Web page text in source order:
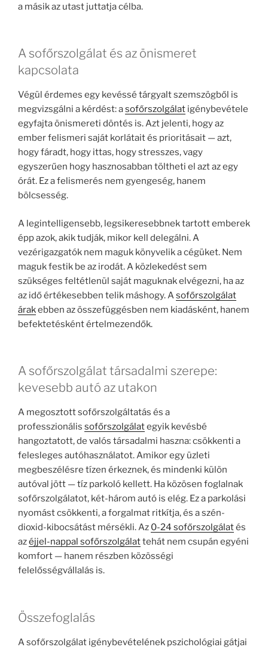
a másik az utast juttatja célba.
A sofőrszolgálat és az önismeret
kapcsolata
Végül érdemes egy kevéssé tárgyalt szemszögből is
megvizsgálni a kérdést: asofőrszolgálat igénybevétele
egyfajta önismereti döntés is. Azt jelenti, hogy az
ember felismeri saját korlátait és prioritásait — azt,
hogy fáradt, hogy ittas, hogy stresszes, vagy
egyszerűen hogy hasznosabban töltheti el azt az egy
órát. Ez a felismerés nem gyengeség, hanem
bölcsesség.
A legintelligensebb, legsikeresebbnek tartott emberek
épp azok, akik tudják, mikor kell delegálni. A
vezérigazgatók nem maguk könyvelik a cégüket. Nem
maguk festik be az irodát. A közlekedést sem
szükséges feltétlenül saját maguknak elvégezni, ha az
az idő értékesebben telik máshogy. Asofőrszolgálat
árakebben az összefüggésben nem kiadásként, hanem
befektetésként értelmezendők.
A sofőrszolgálat társadalmi szerepe:
kevesebb autó az utakon
A megosztott sofőrszolgáltatás és a
professzionális sofőrszolgálategyik kevésbé
hangoztatott, de valós társadalmi haszna: csökkenti a
felesleges autóhasználatot. Amikor egy üzleti
megbeszélésre tízen érkeznek, és mindenki külön
autóval jött — tíz parkoló kellett. Ha közösen foglalnak
sofőrszolgálatot, két-három autó is elég. Ez a parkolási
nyomást csökkenti, a forgalmat ritkítja, és a szén-
dioxid-kibocsátást mérsékli. Az 0-24 sofőrszolgálatés
azéjjel-nappal sofőrszolgálattehát nem csupán egyéni
komfort — hanem részben közösségi
felelősségvállalás is.
Összefoglalás
A sofőrszolgálat igénybevételének pszichológiai gátjai